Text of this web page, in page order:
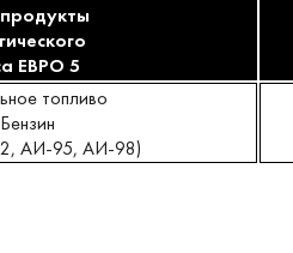
ЕВРО 5
топливо
АИ-95, АИ-98)